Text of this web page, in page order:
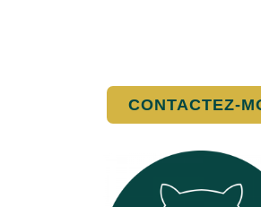
CONTACTEZ-